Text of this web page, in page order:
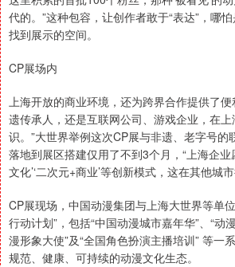
代的。”这种包容，让创作者敢于“表达”，哪
找到展示的空间。
CP展场内
上海开放的商业环境，还为跨界合作提供了
遗传承人，还是互联网公司、游戏企业，在
识。”大世界举例这次CP展与非遗、老字号的
落地到展区搭建仅用了不到3个月，“上海企业
文化’‘二次元+商业’等创新模式，这在其他城
CP展现场，中国动漫集团与上海大世界等单
行动计划”，包括“中国动漫城市嘉年华”、“动
漫形象大使”及“全国角色扮演主播培训” 等一
规范、健康、可持续的动漫文化生态。